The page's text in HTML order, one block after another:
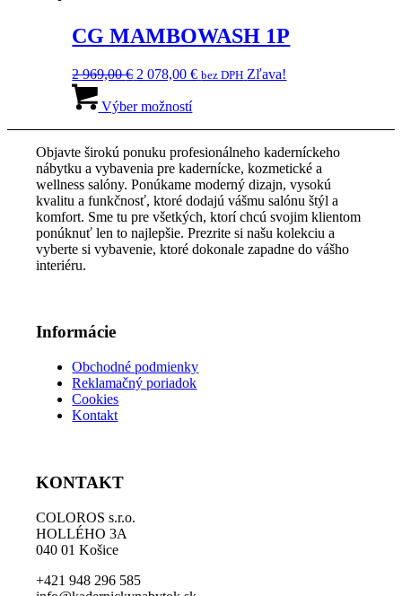
CG MAMBOWASH 1P
2 969,00€ Pôvodná
bola:
2 078,00€Aktuálna
bez DPH Zľava!
Výber možnostíprodukt
variantov.
Možnosti
si
môžete
vybrať
na
stránke
Objavte širokú ponuku profesionálneho kaderníckeho
nábytku a vybavenia pre kadernícke, kozmetické a
wellness salóny. Ponúkame moderný dizajn, vysokú
kvalitu a funkčnosť, ktoré dodajú vášmu salónu štýl a
komfort. Sme tu pre všetkých, ktorí chcú svojim klientom
ponúknuť len to najlepšie. Prezrite si našu kolekciu a
vyberte si vybavenie, ktoré dokonale zapadne do vášho
interiéru.
Informácie
Obchodné podmienky
Reklamačný poriadok
Cookies
Kontakt
KONTAKT
COLOROS s.r.o.
HOLLÉHO 3A
040 01 Košice
+421 948 296 585